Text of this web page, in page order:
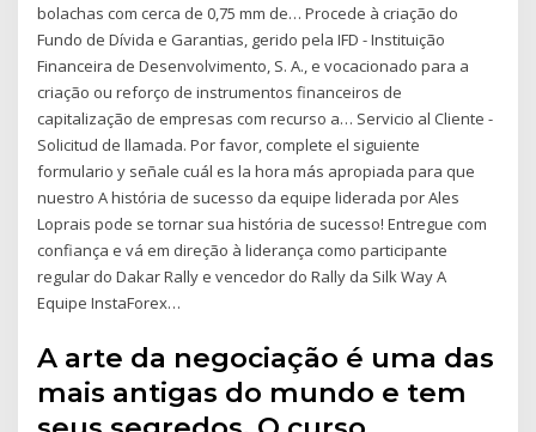
bolachas com cerca de 0,75 mm de… Procede à criação do
Fundo de Dívida e Garantias, gerido pela IFD - Instituição
Financeira de Desenvolvimento, S. A., e vocacionado para a
criação ou reforço de instrumentos financeiros de
capitalização de empresas com recurso a… Servicio al Cliente -
Solicitud de llamada. Por favor, complete el siguiente
formulario y señale cuál es la hora más apropiada para que
nuestro A história de sucesso da equipe liderada por Ales
Loprais pode se tornar sua história de sucesso! Entregue com
confiança e vá em direção à liderança como participante
regular do Dakar Rally e vencedor do Rally da Silk Way A
Equipe InstaForex…
A arte da negociação é uma das
mais antigas do mundo e tem